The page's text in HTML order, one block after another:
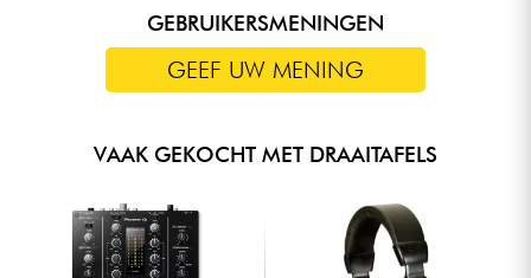
toegang tot je volledige catalogus.
Jump kun je nauwkeurige overgangen creëren en direct de
belangrijkste punten in je nummers vinden. Dit zijn dezelfde
tools als op de professionele AlphaTheta-spelers, maar dan in
een compact formaat. Zowel in de club als in de bar behoud je
GEBRUIKERSMENINGEN
GEEF UW MENING
VAAK GEKOCHT MET DRAAITAFELS